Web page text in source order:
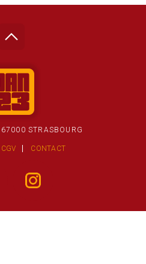
STRASBOURG
CGV CONTACT